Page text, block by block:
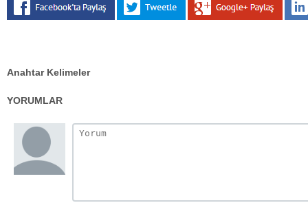
Anahtar Kelimeler
YORUMLAR